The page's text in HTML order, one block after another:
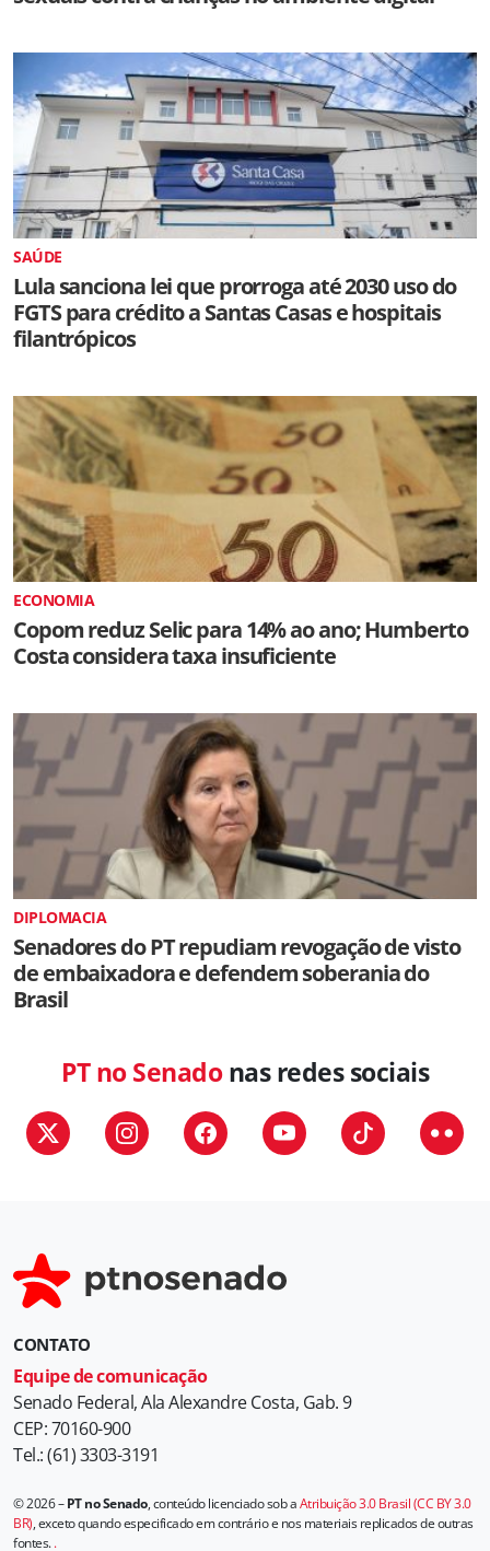
SAÚDE
Lula sanciona lei que prorroga até 2030 uso do
FGTS para crédito a Santas Casas e hospitais
filantrópicos
ECONOMIA
Copom reduz Selic para 14% ao ano; Humberto
Costa considera taxa insuficiente
DIPLOMACIA
Senadores do PT repudiam revogação de visto
de embaixadora e defendem soberania do
Brasil
PT no Senadonas redes sociais
CONTATO
Equipe de comunicação
Senado Federal, Ala Alexandre Costa, Gab. 9
CEP: 70160-900
Tel.: (61) 3303-3191
© 2026 –PT no Senado, conteúdo licenciado sob aAtribuição 3.0 Brasil (CC BY 3.0
BR), exceto quando especificado em contrário e nos materiais replicados de outras
fontes..